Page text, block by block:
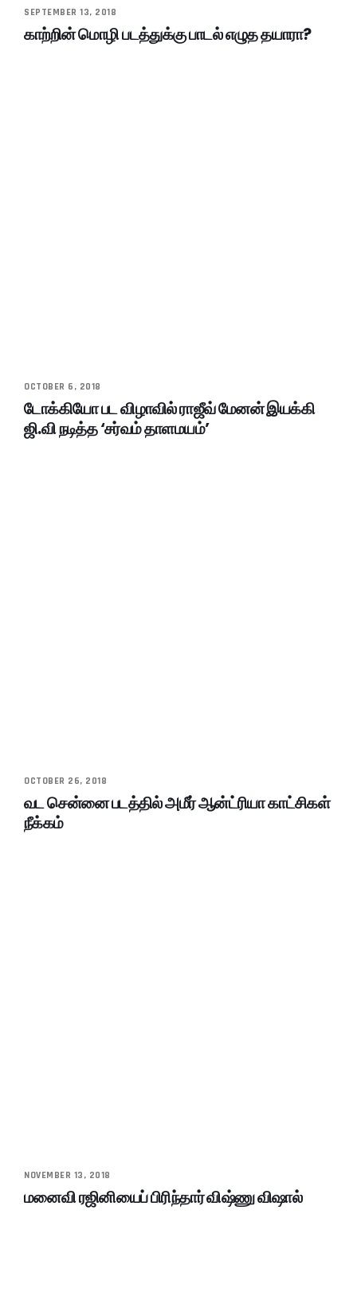
SEPTEMBER 13, 2018
காற்றின் மொழி படத்துக்கு பாடல் எழுத தயாரா?
OCTOBER 6, 2018
டோக்கியோ பட விழாவில் ராஜீவ் மேனன் இயக்கி
ஜி.வி நடித்த ‘சர்வம் தாளமயம்’
OCTOBER 26, 2018
வட சென்னை படத்தில் அமீர் ஆன்ட்ரியா காட்சிகள்
நீக்கம்
NOVEMBER 13, 2018
மனைவி ரஜினியைப் பிரிந்தார் விஷ்ணு விஷால்